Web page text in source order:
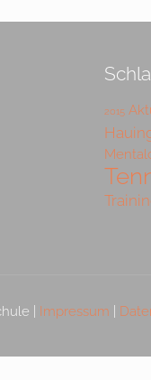
2015
| Impressum